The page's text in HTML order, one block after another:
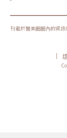
刊載於醫美圈圈內的資
|